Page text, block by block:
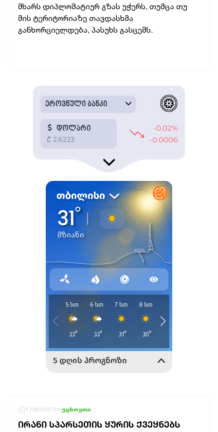
მხარს დიპლომატიურ გზას უჭერს, თუმცა თუ
მის ტერიტორიაზე თავდასხმა
განხორციელდება, პასუხს გასცემს.
1786049765 უცხოეთი
ᲘᲠᲐᲜᲘ ᲡᲞᲐᲠᲡᲔᲗᲘᲡ ᲧᲣᲠᲘᲡ ᲥᲕᲔᲧᲜᲔᲑᲡ